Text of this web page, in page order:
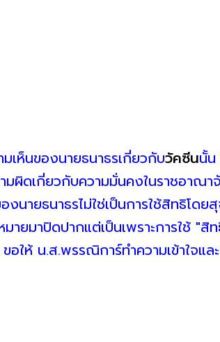
เห็นของนายธนาธรเกี่ยวกับวัคซีนนั้น
ามผิดเกี่ยวกับความมั่นคงในราชอา
นายธนาธรไม่ใช่เป็นการใช้สิทธิโดย
ายมาปิดปากแต่เป็นเพราะการใช้ "
ขอให้ น.ส.พรรณิการ์ทำความเข้าใจแ